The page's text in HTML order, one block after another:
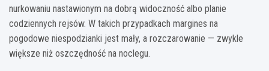
nurkowaniu nastawionym na dobrą widoczność albo planie
codziennych rejsów. W takich przypadkach margines na
pogodowe niespodzianki jest mały, a rozczarowanie — zwykle
większe niż oszczędność na noclegu.